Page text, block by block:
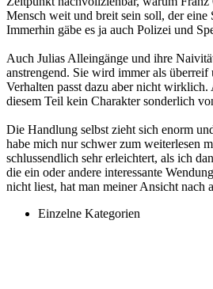
Mensch weit und breit sein soll, der eine
Immerhin gäbe es ja auch Polizei und
Auch Julias Alleingänge und ihre
anstrengend. Sie wird immer als
Verhalten passt dazu aber nicht
diesem Teil kein Charakter sonderlich
Die Handlung selbst zieht sich enorm
habe mich nur schwer zum weiterlesen
schlussendlich sehr erleichtert, als ich
die ein oder andere interessante
nicht liest, hat man meiner Ansicht nach
Einzelne Kategorien